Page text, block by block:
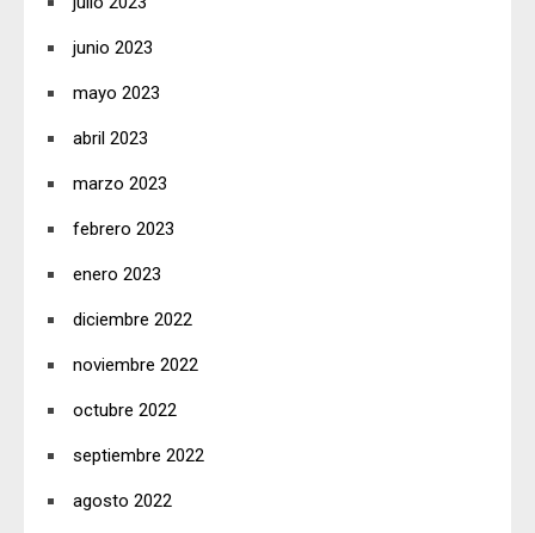
junio 2023
mayo 2023
abril 2023
marzo 2023
febrero 2023
enero 2023
diciembre 2022
noviembre 2022
octubre 2022
septiembre 2022
agosto 2022